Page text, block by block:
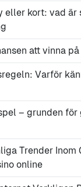
eller kort: vad är
att vinna
Varför
– grunden för
Trender Inom
online